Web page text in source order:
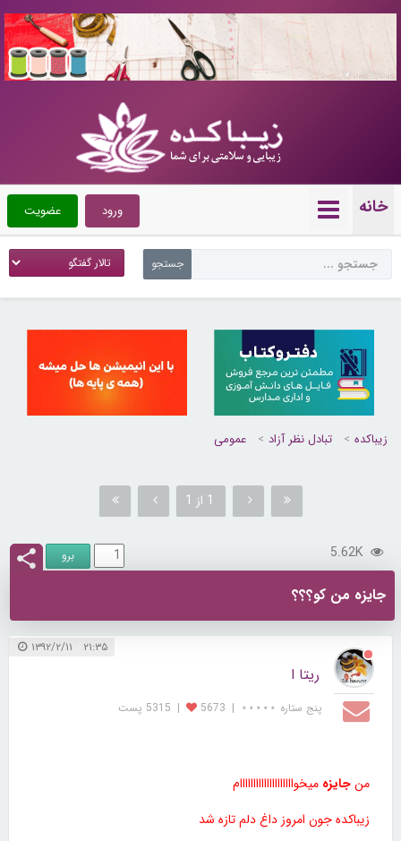
10722711
خانه عضویت ورود
زیباکده تبادل نظر آزاد عمومی
1 از 1
5.62K
جایزه من کو؟؟؟
۲۱:۳۵ ۱۳۹۲/۲/۱۱
ریتا ا
پنج ستاره ⋆⋆⋆⋆⋆ |
5673
| 5315 پست
منجایزه میخواااااااااااااااااااام
زیباکده جون امروز داغ دلم تازه شد